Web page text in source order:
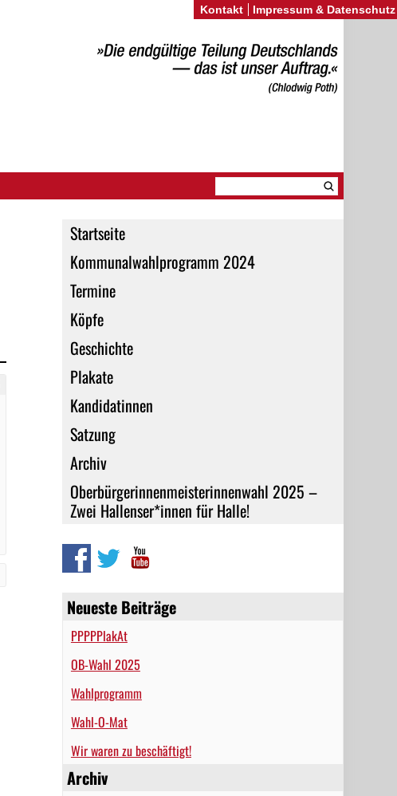
Startseite
Kommunalwahlprogramm 2024
Termine
Köpfe
Geschichte
Plakate
Kandidatinnen
Satzung
Archiv
Oberbürgerinnenmeisterinnenwahl 2025 –
Zwei Hallenser*innen für Halle!
Neueste Beiträge
PPPPPlakAt
OB-Wahl 2025
Wahlprogramm
Wahl-O-Mat
Wir waren zu beschäftigt!
Archiv
Kontakt Impressum & Datenschutz